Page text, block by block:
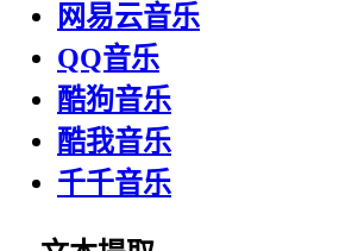
网易云音乐
QQ音乐
酷狗音乐
酷我音乐
千千音乐